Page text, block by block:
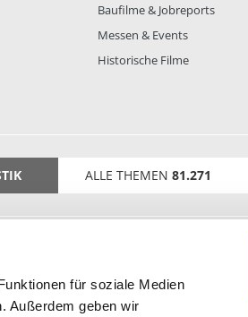
für soziale Medien
Außerdem geben wir
Baufilme & Jobreports
Messen & Events
Historische Filme
ALLE THEMEN 81.271